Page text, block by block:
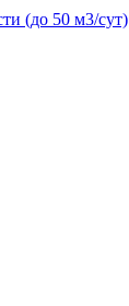
(до 50 м3/сут)